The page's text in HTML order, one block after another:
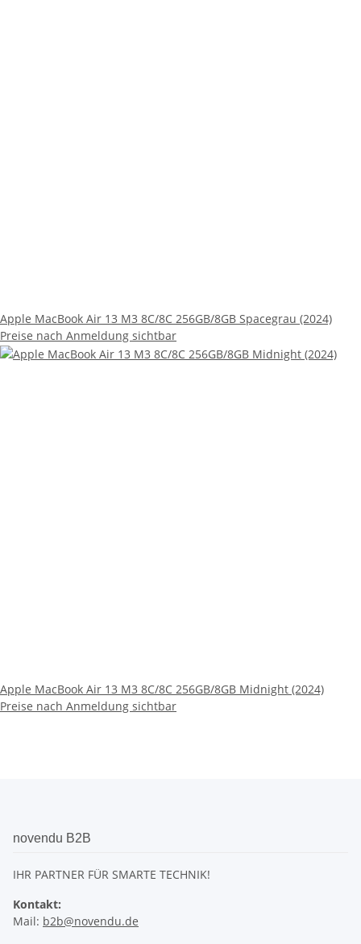
Apple MacBook Air 13 M3 8C/8C 256GB/8GB Spacegrau (2024)
Preise nach Anmeldung sichtbar
Apple MacBook Air 13 M3 8C/8C 256GB/8GB Midnight (2024)
Preise nach Anmeldung sichtbar
novendu B2B
IHR PARTNER FÜR SMARTE TECHNIK!
Kontakt:
Mail: b2b@novendu.de